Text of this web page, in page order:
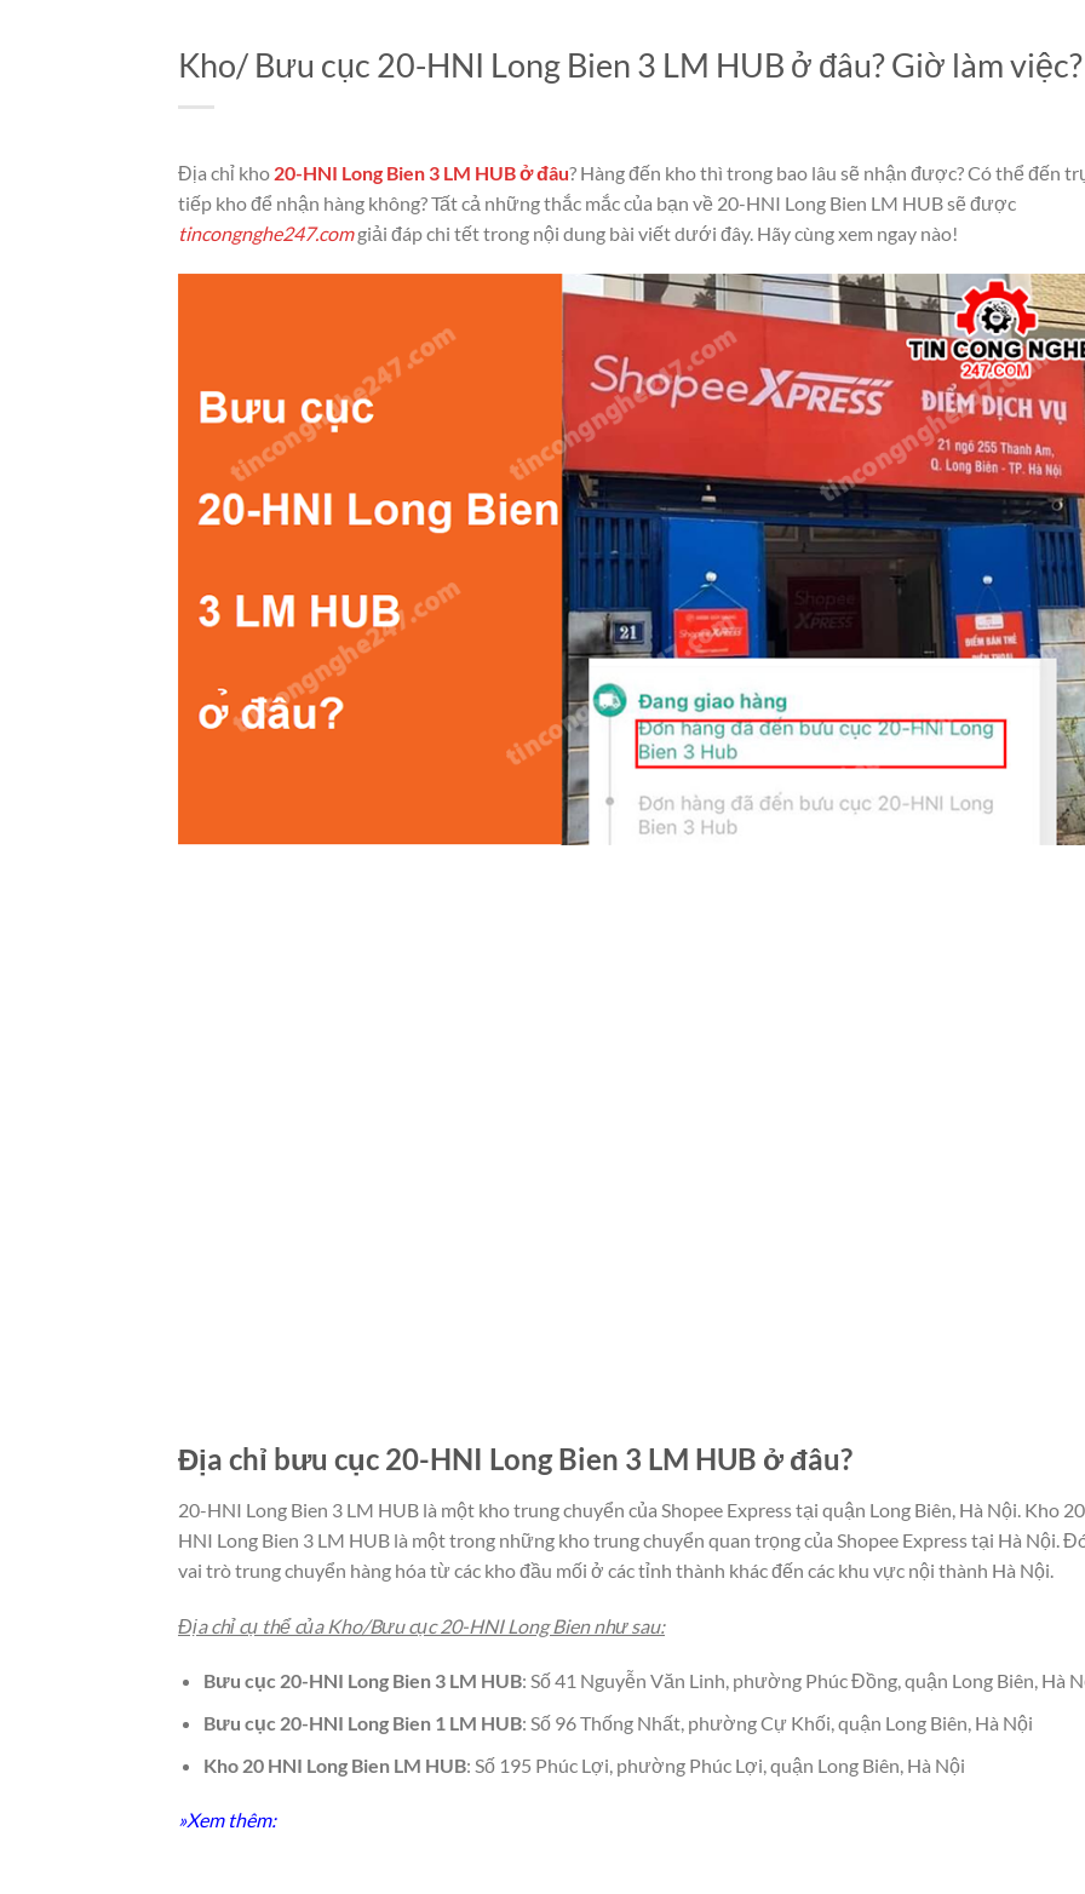
Kho/ Bưu cục 20-HNI Long Bien 3 LM HUB ở đâu? Giờ làm việc?
Địa chỉ kho 20-HNI Long Bien 3 LM HUB ở đâu? Hàng đến kho thì trong bao lâu sẽ nhận được? Có thể đến
tiếp kho để nhận hàng không? Tất cả những thắc mắc của bạn về 20-HNI Long Bien LM HUB sẽ được
tincongnghe247.comgiải đáp chi tết trong nội dung bài viết dưới đây. Hãy cùng xem ngay nào!
Địa chỉ bưu cục 20-HNI Long Bien 3 LM HUB ở đâu?
20-HNI Long Bien 3 LM HUB là một kho trung chuyển của Shopee Express tại quận Long Biên, Hà Nội. Kho
HNI Long Bien 3 LM HUB là một trong những kho trung chuyển quan trọng của Shopee Express tại Hà Nội.
vai trò trung chuyển hàng hóa từ các kho đầu mối ở các tỉnh thành khác đến các khu vực nội thành Hà Nội.
Địa chỉ cụ thể của Kho/Bưu cục 20-HNI Long Bien như sau:
Bưu cục 20-HNI Long Bien 3 LM HUB: Số 41 Nguyễn Văn Linh, phường Phúc Đồng, quận Long Biên, Hà
Bưu cục 20-HNI Long Bien 1 LM HUB: Số 96 Thống Nhất, phường Cự Khối, quận Long Biên, Hà Nội
Kho 20 HNI Long Bien LM HUB: Số 195 Phúc Lợi, phường Phúc Lợi, quận Long Biên, Hà Nội
»Xem thêm: